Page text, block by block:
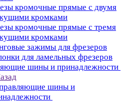
кромочные прямые с двумя
кромками
кромочные прямые с тремя
кромками
зажимы для фрезеров
для ламельных фрезеров
шины и принадлежности
шины и